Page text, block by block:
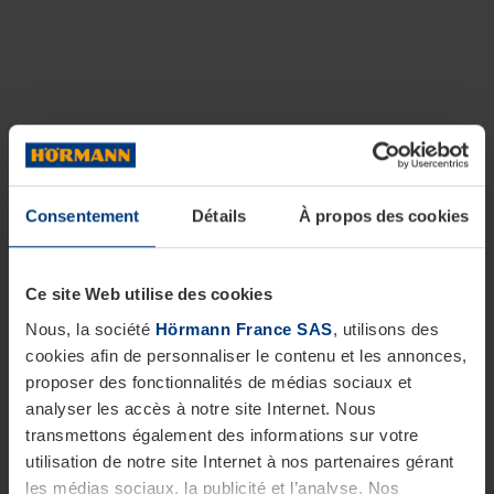
Consentement Détails À propos des cookies
Ce site Web utilise des cookies
Nous, la société Hörmann France SAS, utilisons des
cookies afin de personnaliser le contenu et les annonces,
proposer des fonctionnalités de médias sociaux et
analyser les accès à notre site Internet. Nous
transmettons également des informations sur votre
utilisation de notre site Internet à nos partenaires gérant
les médias sociaux, la publicité et l’analyse. Nos